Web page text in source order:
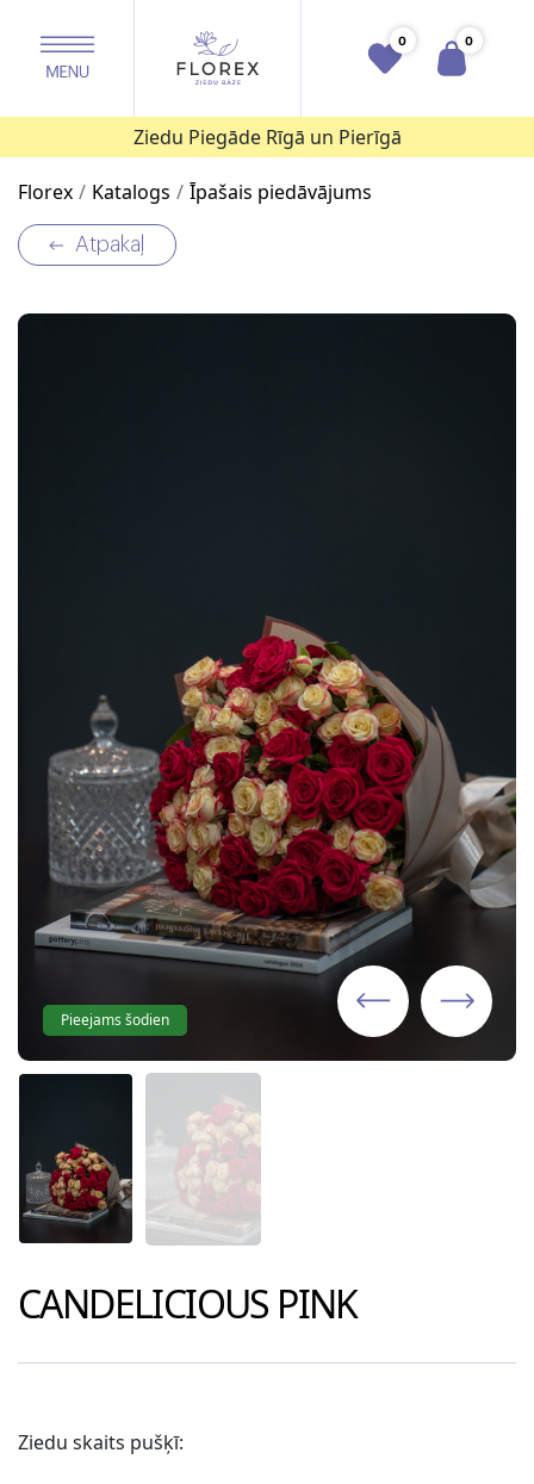
0 0
Ziedu Piegāde Rīgā un Pierīgā
Florex Katalogs Īpašais piedāvājums
Atpakaļ
Pieejams šodien
CANDELICIOUS PINK
Ziedu skaits pušķī: